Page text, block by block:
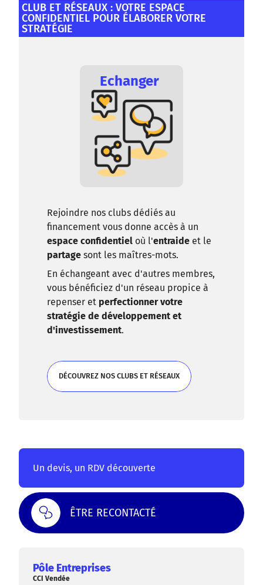
CLUB ET RÉSEAUX : VOTRE ESPACE
CONFIDENTIEL POUR ÉLABORER VOTRE
STRATÉGIE
Echanger
Rejoindre nos clubs dédiés au
financement vous donne accès à un
espace confidentiel où l'entraide et le
partage sont les maîtres-mots.
En échangeant avec d'autres membres,
vous bénéficiez d'un réseau propice à
repenser et perfectionner votre
stratégie de développement et
d'investissement.
DÉCOUVREZ NOS CLUBS ET RÉSEAUX
Un devis, un RDV découverte
ÊTRE RECONTACTÉ
Pôle Entreprises
CCI Vendée